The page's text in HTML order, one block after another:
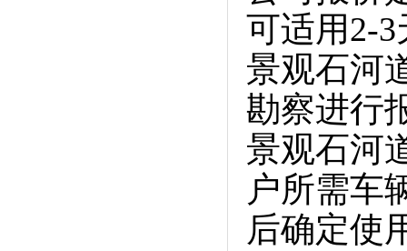
可适用2-
景观石河
勘察进行
景观石河
户所需车
后确定使